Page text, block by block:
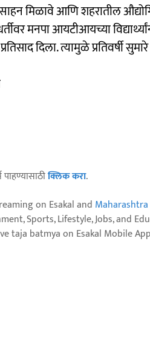
मिळावे आणि शहरातील
मनपा आयटीआयच्या
दिला. त्यामुळे प्रतिवर्षी सुमारे
क्लिक करा.
on Esakal and
Sports, Lifestyle, Jobs, and
Live taja batmya on Esakal Mobile